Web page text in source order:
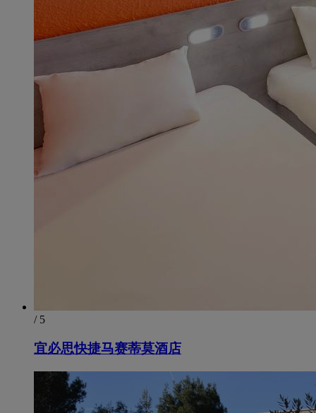
/ 5
宜必思快捷马赛蒂莫酒店